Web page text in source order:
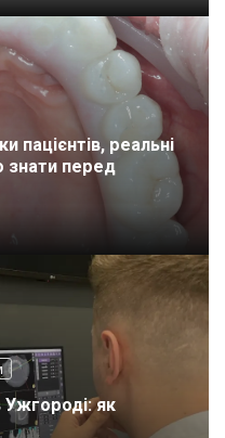
пацієнтів, реальні
знати перед
як